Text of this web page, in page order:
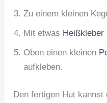
Zu einem kleinen
Mit etwas Heißkleber
Oben einen kleinen
aufkleben.
Den fertigen Hut